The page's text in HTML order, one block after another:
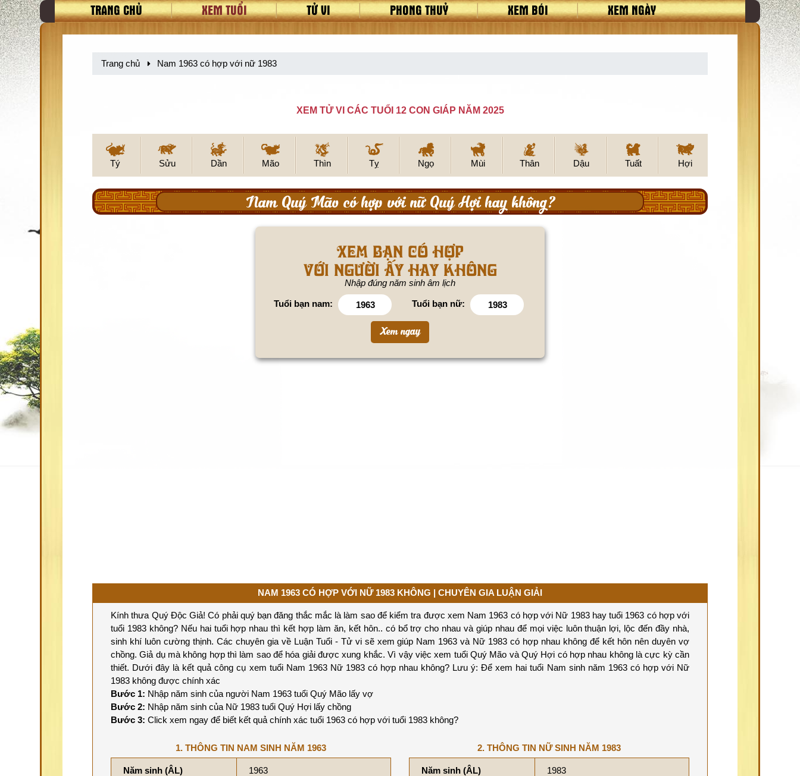
TRANG CHỦ XEM TUỔI TỬ VI PHONG THUỶ XEM BÓI XEM NGÀY
Trang chủ Nam 1963 có hợp với nữ 1983
XEM TỬ VI CÁC TUỔI 12 CON GIÁP NĂM 2025
Tý Sửu Dần Mão Thìn Tỵ Ngọ Mùi Thân Dậu Tuất Hợi
Nam Quý Mão có hợp với nữ Quý Hợi hay không?
XEM BẠN CÓ HỢP
VỚI NGƯỜI ẤY HAY KHÔNG
Nhập đúng năm sinh âm lịch
Tuổi bạn nam: Tuổi bạn nữ:
NAM 1963 CÓ HỢP VỚI NỮ 1983 KHÔNG | CHUYÊN GIA LUẬN GIẢI
Kính thưa Quý Độc Giả! Có phải quý bạn đăng thắc mắc là làm sao để kiểm tra được xem Nam 1963 có hợp với Nữ 1983 hay tuổi 1963 có hợp với
tuổi 1983 không? Nếu hai tuổi hợp nhau thì kết hợp làm ăn, kết hôn.. có bổ trợ cho nhau và giúp nhau để mọi việc luôn thuận lợi, lộc đến đầy nhà,
sinh khí luôn cường thịnh. Các chuyên gia về Luận Tuổi - Tử vi sẽ xem giúp Nam 1963 và Nữ 1983 có hợp nhau không để kết hôn nên duyên vợ
chồng. Giả dụ mà không hợp thì làm sao để hóa giải được xung khắc. Vì vậy việc xem tuổi Quý Mão và Quý Hợi có hợp nhau không là cực kỳ cần
thiết. Dưới đây là kết quả công cụ xem tuổi Nam 1963 Nữ 1983 có hợp nhau không? Lưu ý: Để xem hai tuổi Nam sinh năm 1963 có hợp với Nữ
1983 không được chính xác
Bước 1: Nhập năm sinh của người Nam 1963 tuổi Quý Mão lấy vợ
Bước 2: Nhập năm sinh của Nữ 1983 tuổi Quý Hợi lấy chồng
Bước 3: Click xem ngay để biết kết quả chính xác tuổi 1963 có hợp với tuổi 1983 không?
1. THÔNG TIN NAM SINH NĂM 1963
Năm sinh (ÂL) 1963
2. THÔNG TIN NỮ SINH NĂM 1983
Năm sinh (ÂL) 1983